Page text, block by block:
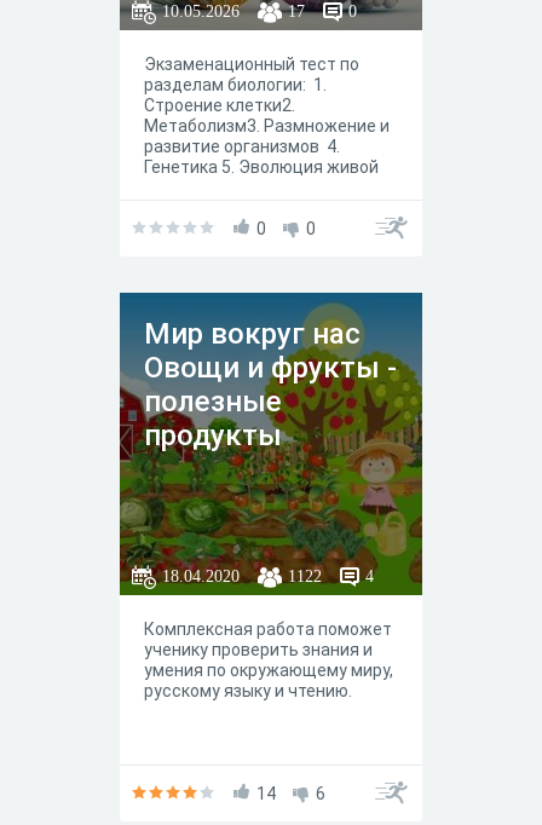
10.05.2026 17 0
Экзаменационный тест по
разделам биологии: 1.
Строение клетки2.
Метаболизм3. Размножение и
развитие организмов 4.
Генетика 5. Эволюция живой
0
0
Мир вокруг нас
Овощи и фрукты -
полезные
продукты
18.04.2020 1122 4
Комплексная работа поможет
ученику проверить знания и
умения по окружающему миру,
русскому языку и чтению.
14 6